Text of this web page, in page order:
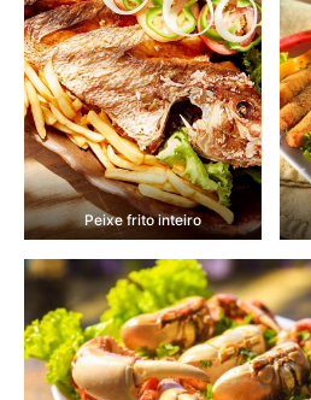
Peixe frito inteiro